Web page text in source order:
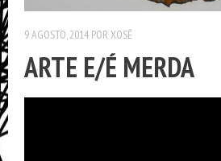
9 AGOSTO, 2014 PORXOSÉ
ARTE E/É MERDA